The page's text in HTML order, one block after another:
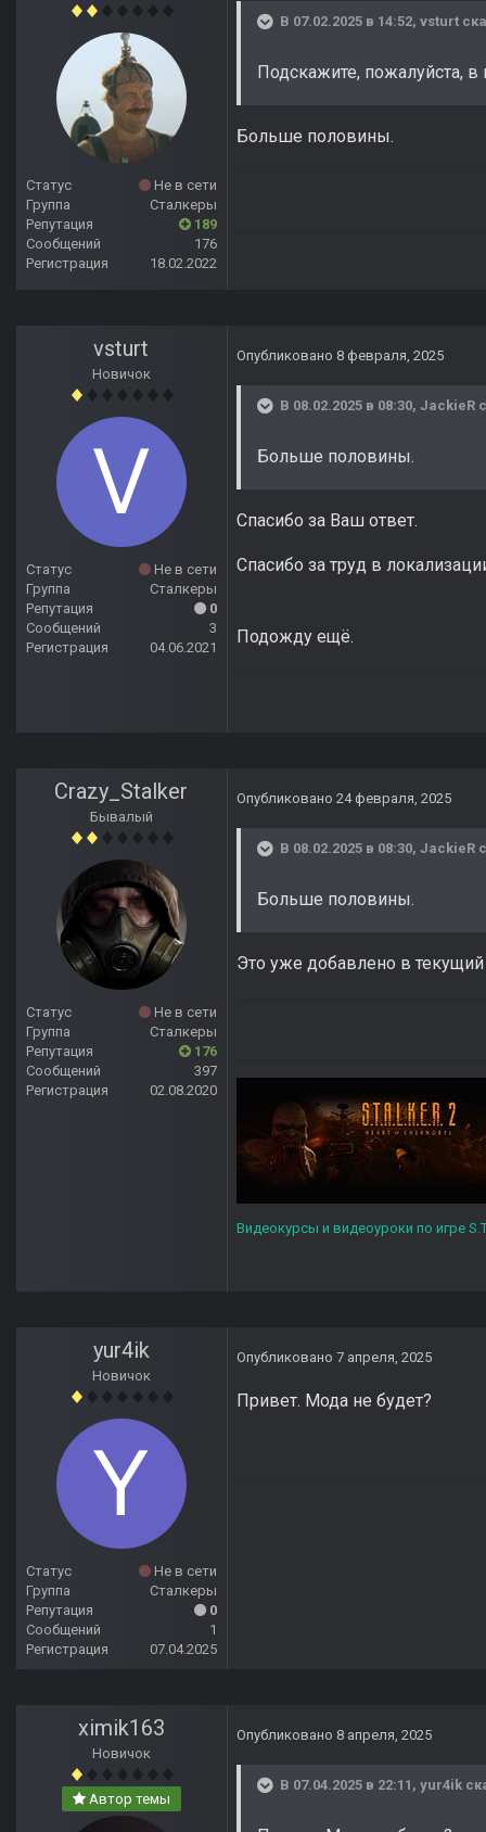
Статус
Не в сети
Группа
Сталкеры
Репутация
189
Сообщений
176
Регистрация
18.02.2022
В 07.02.2025 в 14:52, vsturt
Подскажите, пожалуйста,
Больше половины.
vsturt
Новичок
Статус
Не в сети
Группа
Сталкеры
Репутация
0
Сообщений
3
Регистрация
04.06.2021
Опубликовано 8 февраля, 2025
В 08.02.2025 в 08:30, JackieR
Больше половины.
Спасибо за Ваш ответ.
Спасибо за труд в
Подожду ещё.
Crazy_Stalker
Бывалый
Статус
Не в сети
Группа
Сталкеры
Репутация
176
Сообщений
397
Регистрация
02.08.2020
Опубликовано 24 февраля, 2025
В 08.02.2025 в 08:30, JackieR
Больше половины.
Это уже добавлено в
Видеокурсы и видеоуроки по игре
yur4ik
Новичок
Статус
Не в сети
Группа
Сталкеры
Репутация
0
Сообщений
1
Регистрация
07.04.2025
Опубликовано 7 апреля, 2025
Привет. Мода не будет?
ximik163
Новичок
Автор темы
Опубликовано 8 апреля, 2025
В 07.04.2025 в 22:11, yur4ik